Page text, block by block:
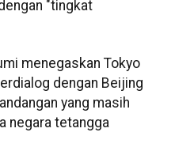
"tingkat
menegaskan Tokyo
dengan Beijing
yang masih
negara tetangga